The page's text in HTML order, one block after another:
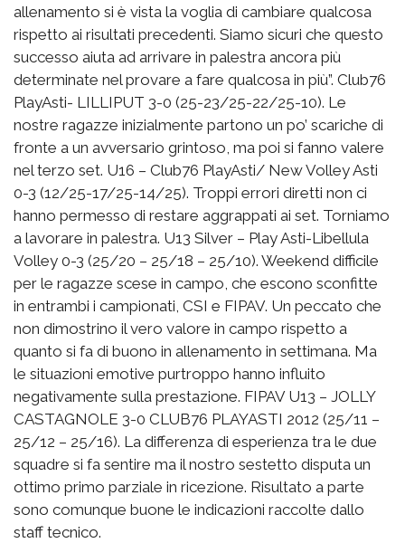
allenamento si è vista la voglia di cambiare qualcosa
rispetto ai risultati precedenti. Siamo sicuri che questo
successo aiuta ad arrivare in palestra ancora più
determinate nel provare a fare qualcosa in più”. Club76
PlayAsti- LILLIPUT 3-0 (25-23/25-22/25-10). Le
nostre ragazze inizialmente partono un po’ scariche di
fronte a un avversario grintoso, ma poi si fanno valere
nel terzo set. U16 – Club76 PlayAsti/ New Volley Asti
0-3 (12/25-17/25-14/25). Troppi errori diretti non ci
hanno permesso di restare aggrappati ai set. Torniamo
a lavorare in palestra. U13 Silver – Play Asti-Libellula
Volley 0-3 (25/20 – 25/18 – 25/10). Weekend difficile
per le ragazze scese in campo, che escono sconfitte
in entrambi i campionati, CSI e FIPAV. Un peccato che
non dimostrino il vero valore in campo rispetto a
quanto si fa di buono in allenamento in settimana. Ma
le situazioni emotive purtroppo hanno influito
negativamente sulla prestazione. FIPAV U13 – JOLLY
CASTAGNOLE 3-0 CLUB76 PLAYASTI 2012 (25/11 –
25/12 – 25/16). La differenza di esperienza tra le due
squadre si fa sentire ma il nostro sestetto disputa un
ottimo primo parziale in ricezione. Risultato a parte
sono comunque buone le indicazioni raccolte dallo
staff tecnico.